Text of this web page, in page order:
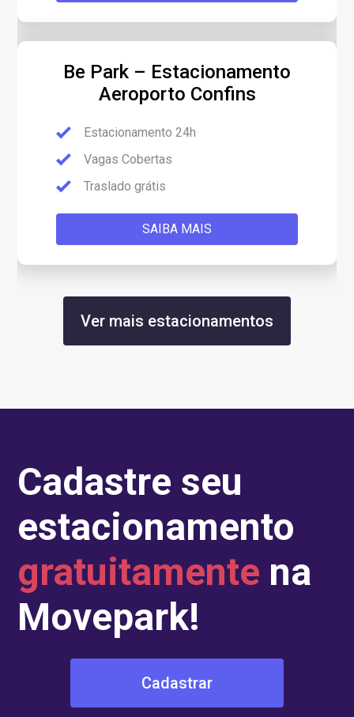
Be Park – Estacionamento
Aeroporto Confins
Estacionamento 24h
Vagas Cobertas
Traslado grátis
SAIBA MAIS
Ver mais estacionamentos
Cadastre seu
estacionamento
gratuitamente na
Movepark!
Cadastrar